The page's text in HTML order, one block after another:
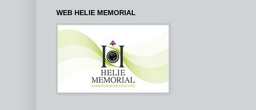
WEB HELIE MEMORIAL